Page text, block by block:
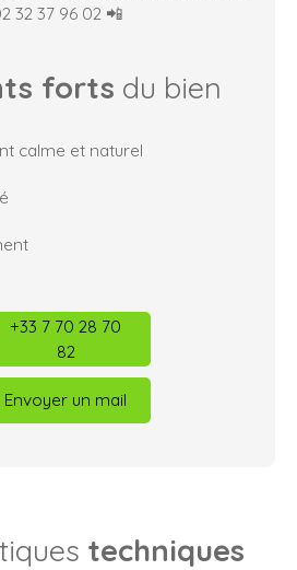
32 37 96 02 📲
forts du bien
calme et naturel
+33 7 70 28 70
82
Envoyer un mail
techniques